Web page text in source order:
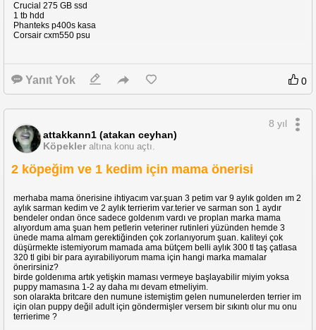
Crucial 275 GB ssd
1 tb hdd
Phanteks p400s kasa
Corsair cxm550 psu
Yanıt Yok 0
attakkann1 (atakan ceyhan)
Köpekler altına konu açtı.
8 yıl
2 köpeğim ve 1 kedim için mama önerisi
merhaba mama önerisine ihtiyacım var.şuan 3 petim var 9 aylık golden ım 2
aylık sarman kedim ve 2 aylık terrierim var.terier ve sarman son 1 aydır
bendeler ondan önce sadece goldenım vardı ve proplan marka mama
alıyordum ama şuan hem petlerin veteriner rutinleri yüzünden hemde 3
ünede mama almam gerektiğinden çok zorlanıyorum şuan. kaliteyi çok
düşürmekte istemiyorum mamada ama bütçem belli aylık 300 tl taş çatlasa
320 tl gibi bir para ayırabiliyorum mama için hangi marka mamalar
önerirsiniz?
birde goldenıma artık yetişkin maması vermeye başlayabilir miyim yoksa
puppy mamasına 1-2 ay daha mı devam etmeliyim.
son olarakta britcare den numune istemiştim gelen numunelerden terrier im
için olan puppy değil adult için göndermişler versem bir sıkıntı olur mu onu
terrierime ?